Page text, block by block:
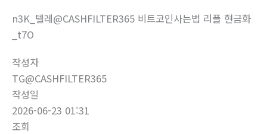
n3K_텔레@CASHFILTER365 비트코인사는법 리플 현금화
_t7O
작성자
TG@CASHFILTER365
작성일
2026-06-23 01:31
조회